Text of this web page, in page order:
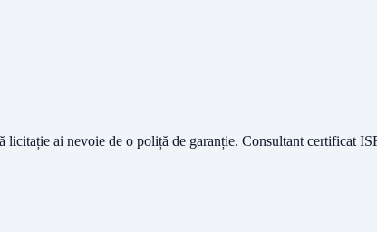
licitație ai nevoie de o poliță de garanție. Consultant certificat